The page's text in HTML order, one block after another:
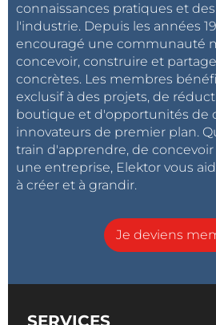
connaissances pratiques et
l'industrie. Depuis les années
encouragé une communauté
concevoir, construire et
concrètes. Les membres
exclusif à des projets, de
boutique et d'opportunités de
innovateurs de premier plan.
train d'apprendre, de
une entreprise, Elektor vous
à créer et à grandir.
Je deviens